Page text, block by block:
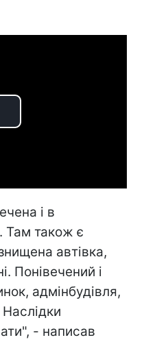
і в
Там також є
автівка,
Понівечений і
адмінбудівля,
- написав